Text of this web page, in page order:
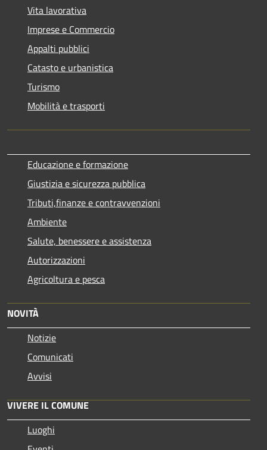
Vita lavorativa
Imprese e Commercio
Appalti pubblici
Catasto e urbanistica
Turismo
Mobilità e trasporti
Educazione e formazione
Giustizia e sicurezza pubblica
Tributi,finanze e contravvenzioni
Ambiente
Salute, benessere e assistenza
Autorizzazioni
Agricoltura e pesca
NOVITÀ
Notizie
Comunicati
Avvisi
VIVERE IL COMUNE
Luoghi